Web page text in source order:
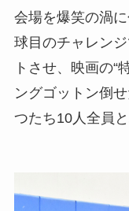
会場を爆笑の渦
球目のチャレン
トさせ、映画の“
ングゴットン倒
つたち10人全員